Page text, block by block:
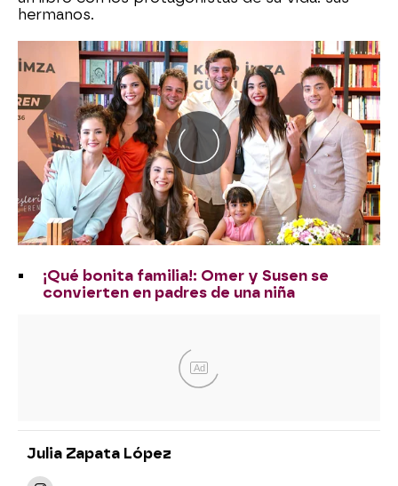
hermanos.
¡Qué bonita familia!: Omer y Susen se
convierten en padres de una niña
Ad
Julia Zapata López